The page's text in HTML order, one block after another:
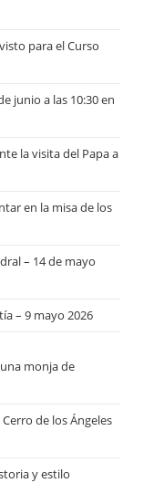
para el Curso
junio a las 10:30 en
la visita del Papa a
en la misa de los
– 14 de mayo
– 9 mayo 2026
una monja de
de los Ángeles
y estilo